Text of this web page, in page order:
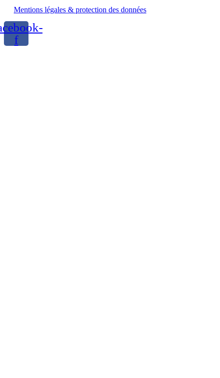
Mentions légales & protection des données
f